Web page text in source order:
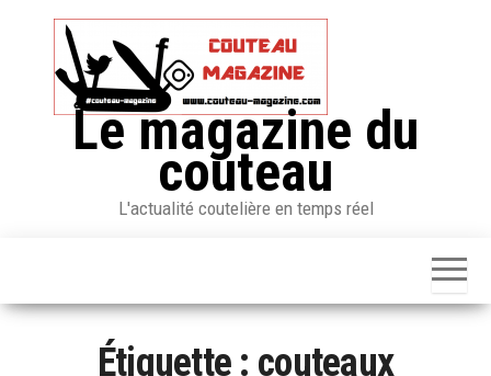
Le magazine du
couteau
L'actualité coutelière en temps réel
Étiquette : couteaux